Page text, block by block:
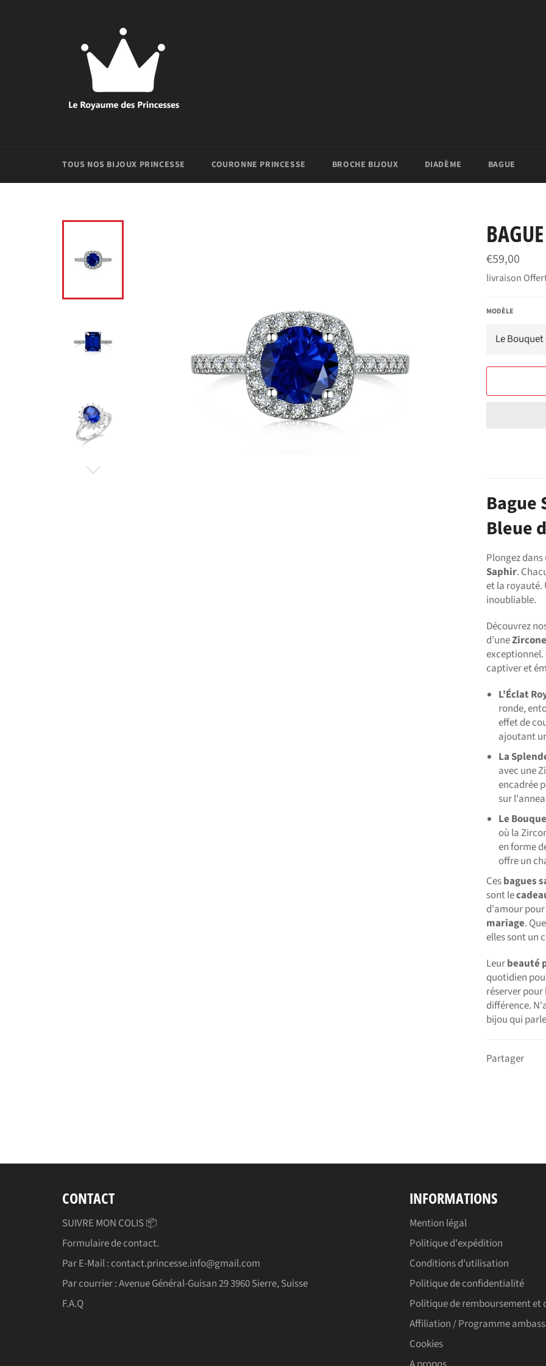
TOUS NOS BIJOUX PRINCESSE COURONNE PRINCESSE BROCHE BIJOUX DIADÈME BAGUE
Prix
régulier
€59,00
livraison
MODÈLE
Bague
Bleue
Plongez
Saphir.
et la
inoubliable.
Découvrez
d'uneZircone
exceptionnel.
captiver et
L'Éclat
ronde,
effet de
ajoutant
La
avec une
encadrée
sur
Le
où la
en forme
offre un
Cesbagues
sont le
d'amour pour
mariage.
elles sont un
Leurbeauté
quotidien
réserver
différence.
bijou qui
Partager
CONTACT
SUIVRE MON COLIS 📦
Formulaire de contact.
Par E-Mail : contact.princesse.info@gmail.com
Par courrier : Avenue Général-Guisan 29 3960 Sierre, Suisse
F.A.Q
INFORMATIONS
Mention légal
Politique d'expédition
Conditions d'utilisation
Politique de confidentialité
Politique de remboursement et
Affiliation / Programme
Cookies